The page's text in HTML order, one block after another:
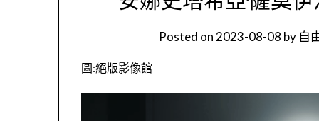
Posted on 2023-08-08 by 自
圖:絕版影像館